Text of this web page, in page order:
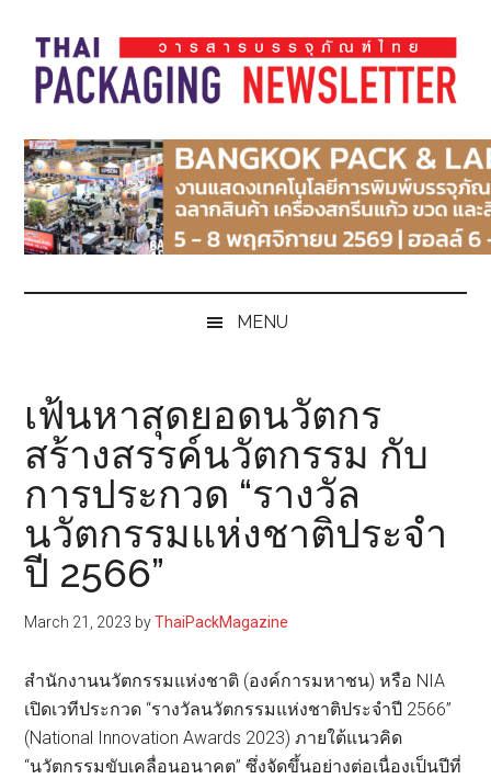
main
content
secondary
menu
primary
sidebar
footer
Thai
Pack
Magazine
Pack
Magazine
MENU
เฟ้นหาสุดยอดนวัตกร
สร้างสรรค์นวัตกรรม กับ
การประกวด “รางวัล
นวัตกรรมแห่งชาติประจำ
ปี 2566”
March 21, 2023 byThaiPackMagazine
สำนักงานนวัตกรรมแห่งชาติ (องค์การมหาชน) หรือ NIA​
เปิดเวทีประกวด “รางวัลนวัตกรรมแห่งชาติประจำปี 2566”
(National Innovation Awards 2023) ภายใต้แนวคิด
“นวัตกรรมขับเคลื่อนอนาคต” ซึ่งจัดขึ้นอย่างต่อเนื่องเป็น​ปีที่